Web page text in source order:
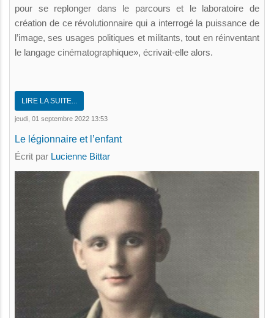
pour se replonger dans le parcours et le laboratoire de
création de ce révolutionnaire qui a interrogé la puissance de
l’image, ses usages politiques et militants, tout en réinventant
le langage cinématographique», écrivait-elle alors.
LIRE LA SUITE...
jeudi, 01 septembre 2022 13:53
Le légionnaire et l’enfant
Écrit par Lucienne Bittar